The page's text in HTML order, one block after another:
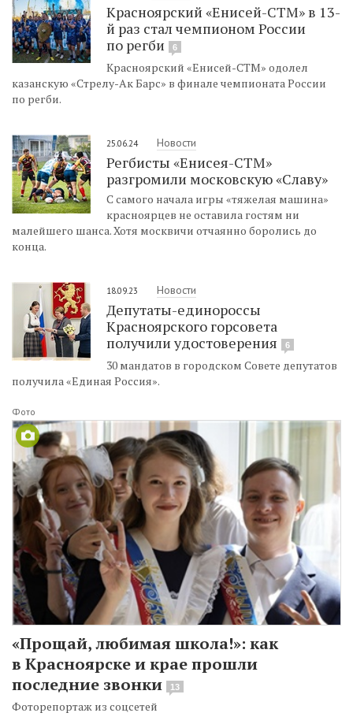
Красноярский «Енисей-СТМ» в 13-
й раз стал чемпионом России
по регби
6
Красноярский «Енисей-СТМ» одолел
казанскую «Стрелу-Ак Барс» в финале чемпионата России
по регби.
25.06.24 Новости
Регбисты «Енисея-СТМ»
разгромили московскую «Славу»
С самого начала игры «тяжелая машина»
красноярцев не оставила гостям ни
малейшего шанса. Хотя москвичи отчаянно боролись до
конца.
18.09.23 Новости
Депутаты-единороссы
Красноярского горсовета
получили удостоверения
6
30 мандатов в городском Совете депутатов
получила «Единая Россия».
Фото
«Прощай, любимая школа!»: как
в Красноярске и крае прошли
последние звонки
13
Фоторепортаж из соцсетей